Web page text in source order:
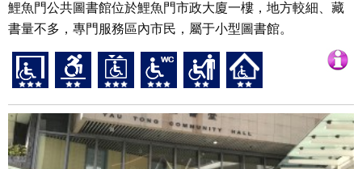
鯉魚門公共圖書館位於鯉魚門市政大廈一樓，地方較細、藏
書量不多，專門服務區內市民，屬于小型圖書館。